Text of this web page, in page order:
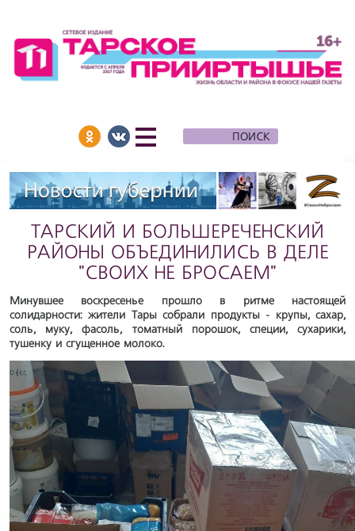
ТАРСКИЙ И БОЛЬШЕРЕЧЕНСКИЙ
РАЙОНЫ ОБЪЕДИНИЛИСЬ В ДЕЛЕ
"СВОИХ НЕ БРОСАЕМ"
Минувшее воскресенье прошло в ритме настоящей
солидарности: жители Тары собрали продукты - крупы, сахар,
соль, муку, фасоль, томатный порошок, специи, сухарики,
тушенку и сгущенное молоко.